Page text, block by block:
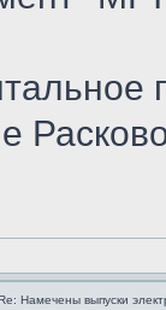
Намечены выпуски